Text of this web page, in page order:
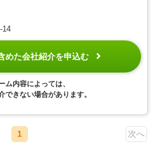
14
めた会社紹介を申込む
ム内容によっては、
できない場合があります。
1 次へ